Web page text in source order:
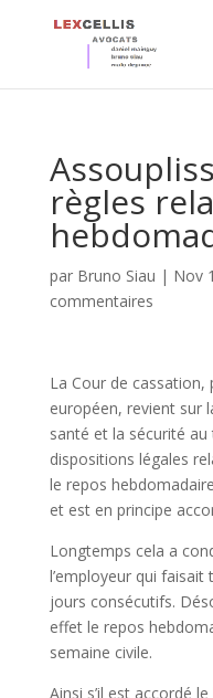
règles
par Bruno Siau | Nov
commentaires
La Cour de
européen, revient sur
santé et la sécurité
dispositions légales
le repos
et est en principe
Longtemps cela a
l’employeur qui faisait
jours consécutifs.
effet le repos
semaine civile.
Ainsi s’il est accordé